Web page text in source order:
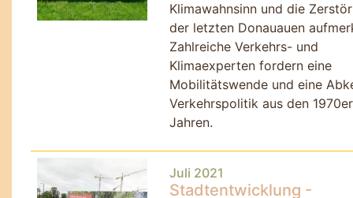
Klimawahnsinn und die
der letzten Donauauen
Zahlreiche Verkehrs- und
Klimaexperten fordern eine
Mobilitätswende und eine
Verkehrspolitik aus den 1970er
Jahren.
Juli 2021
Stadtentwicklung -